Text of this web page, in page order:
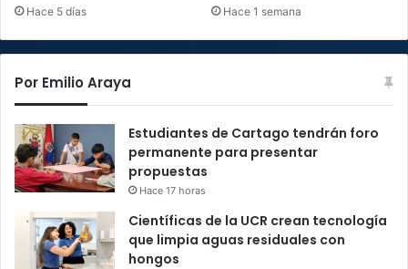
Hace 5 días Hace 1 semana
Por Emilio Araya
Estudiantes de Cartago tendrán foro
permanente para presentar
propuestas
Hace 17 horas
Científicas de la UCR crean tecnología
que limpia aguas residuales con
hongos